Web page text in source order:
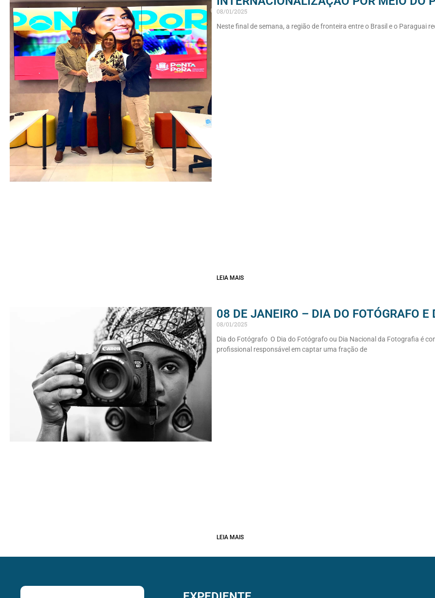
08/01/2025
Neste final de semana, a região de fronteira entre o Brasil e o Paraguai
LEIA MAIS
08 DE JANEIRO – DIA DO FOTÓGRAFO E
08/01/2025
Dia do Fotógrafo O Dia do Fotógrafo ou Dia Nacional da Fotografia é
profissional responsável em captar uma fração de
LEIA MAIS